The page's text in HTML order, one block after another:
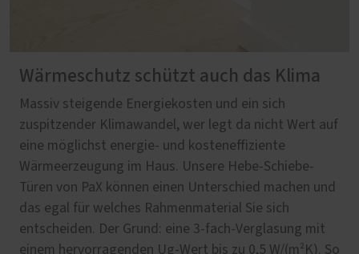
Wärmeschutz schützt auch das Klima
Massiv steigende Energiekosten und ein sich
zuspitzender Klimawandel, wer legt da nicht Wert auf
eine möglichst energie- und kosteneffiziente
Wärmeerzeugung im Haus. Unsere Hebe-Schiebe-
Türen von PaX können einen Unterschied machen und
das egal für welches Rahmenmaterial Sie sich
entscheiden. Der Grund: eine 3-fach-Verglasung mit
einem hervorragenden Ug-Wert bis zu 0,5 W/(m²K). So